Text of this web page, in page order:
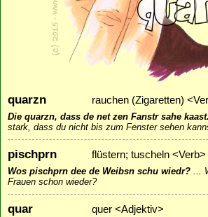
quarzn rauchen (Zigaretten)
Die quarzn, dass de net zen Fanstr sahe kaast.
stark, dass du nicht bis zum Fenster sehen
pischprn flüstern; tuscheln <Verb>
Wos pischprn dee de Weibsn schu wiedr? ...
Frauen schon wieder?
quar quer <Adjektiv>